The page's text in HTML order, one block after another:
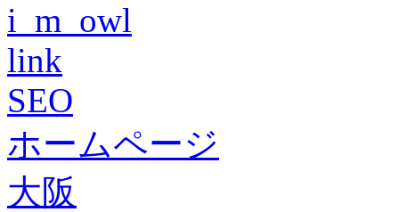
i_m_owl
link
SEO
ホームページ
大阪